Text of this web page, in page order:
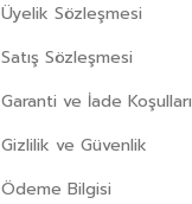
Üyelik Sözleşmesi
Satış Sözleşmesi
Garanti ve İade Koşulları
Gizlilik ve Güvenlik
Ödeme Bilgisi